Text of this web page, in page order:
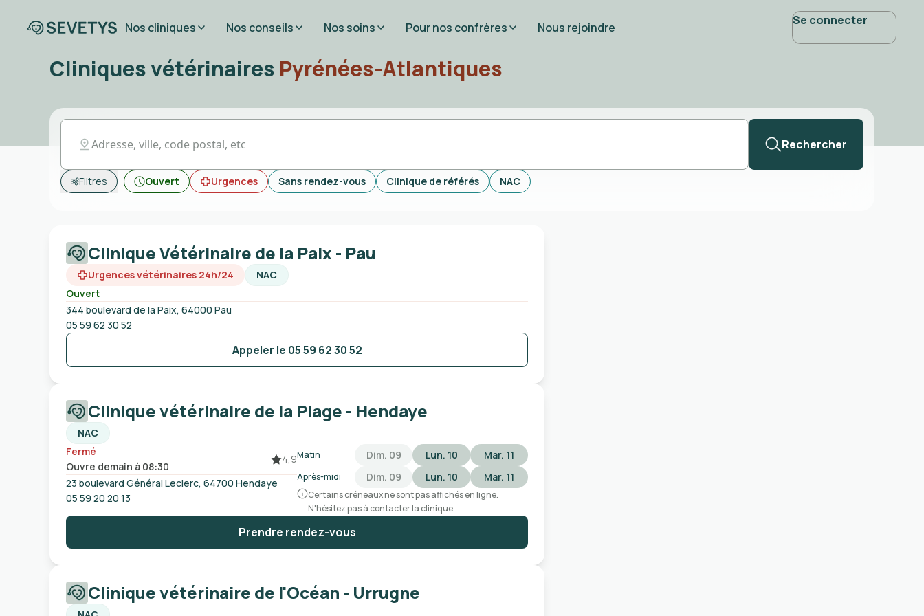
Nos cliniques Nos conseils Nos soins Pour nos confrères Nous rejoindre Se connecter
Cliniques vétérinaires Pyrénées-Atlantiques
Rechercher
Filtres Ouvert Urgences Sans rendez-vous Clinique de référés NAC
Clinique Vétérinaire de la Paix - Pau
Urgences vétérinaires 24h/24
NAC
Ouvert
344 boulevard de la Paix, 64000 Pau
05 59 62 30 52
Appeler le 05 59 62 30 52
Clinique vétérinaire de la Plage - Hendaye
NAC
Fermé
Ouvre demain à 08:30
4,9
23 boulevard Général Leclerc, 64700 Hendaye
05 59 20 20 13
Matin
Après-midi
Dim. 09
Dim. 09
Lun. 10
Lun. 10
Mar. 11
Mar. 11
Certains créneaux ne sont pas affichés en ligne.
N'hésitez pas à contacter la clinique.
Prendre rendez-vous
Clinique vétérinaire de l'Océan - Urrugne